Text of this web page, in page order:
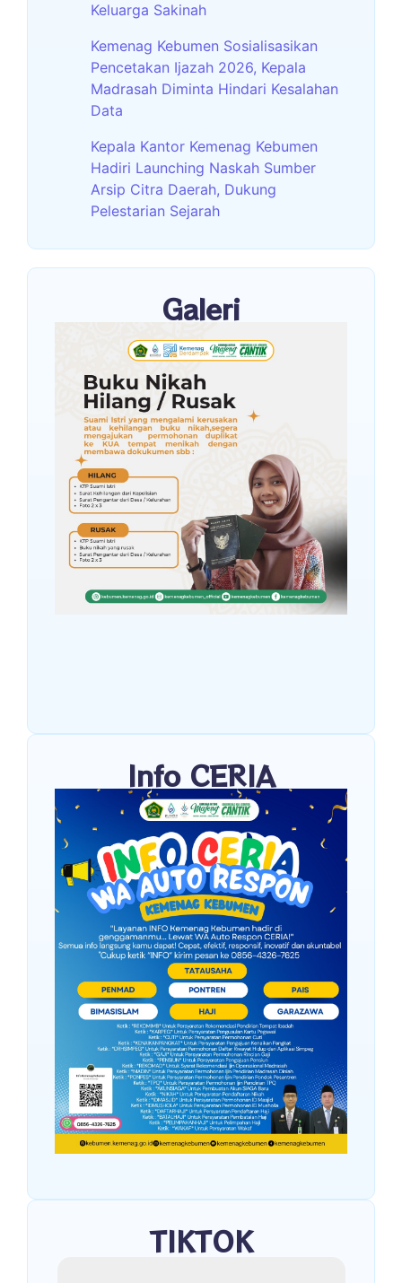
Keluarga Sakinah
Kemenag Kebumen Sosialisasikan
Pencetakan Ijazah 2026, Kepala
Madrasah Diminta Hindari Kesalahan
Data
Kepala Kantor Kemenag Kebumen
Hadiri Launching Naskah Sumber
Arsip Citra Daerah, Dukung
Pelestarian Sejarah
Galeri
Info CERIA
TIKTOK